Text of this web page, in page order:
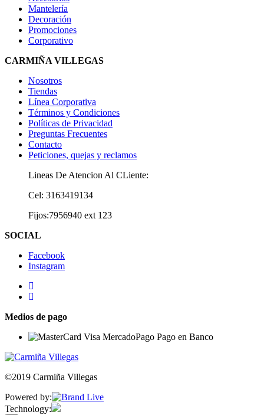
Mantelería
Decoración
Promociones
Corporativo
CARMIÑA VILLEGAS
Nosotros
Tiendas
Línea Corporativa
Términos y Condiciones
Políticas de Privacidad
Preguntas Frecuentes
Contacto
Peticiones, quejas y reclamos
Lineas De Atencion Al CLiente:
Cel: 3163419134
Fijos:7956940 ext 123
SOCIAL
Facebook
Instagram
Medios de pago
©2019 Carmiña Villegas
Powered by:
Technology: